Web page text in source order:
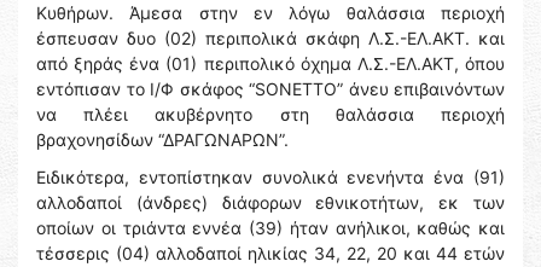
Κυθήρων. Άμεσα στην εν λόγω θαλάσσια περιοχή
έσπευσαν δυο (02) περιπολικά σκάφη Λ.Σ.-ΕΛ.ΑΚΤ. και
από ξηράς ένα (01) περιπολικό όχημα Λ.Σ.-ΕΛ.ΑΚΤ, όπου
εντόπισαν το Ι/Φ σκάφος “SONETTO” άνευ επιβαινόντων
να πλέει ακυβέρνητο στη θαλάσσια περιοχή
βραχονησίδων “ΔΡΑΓΩΝΑΡΩΝ”.
Ειδικότερα, εντοπίστηκαν συνολικά ενενήντα ένα (91)
αλλοδαποί (άνδρες) διάφορων εθνικοτήτων, εκ των
οποίων οι τριάντα εννέα (39) ήταν ανήλικοι, καθώς και
τέσσερις (04) αλλοδαποί ηλικίας 34, 22, 20 και 44 ετών